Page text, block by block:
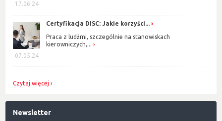
17.06.24
07.05.24
Certyfikacja DISC: Jakie korzyści...
Praca z ludźmi, szczególnie na stanowiskach
kierowniczych,...
Czytaj więcej
Newsletter